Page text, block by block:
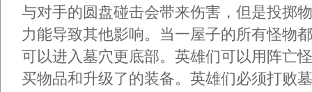
与对手的圆盘碰击会带来伤害，但是投掷
力能导致其他影响。当一屋子的所有怪物
可以进入墓穴更底部。英雄们可以用阵亡
买物品和升级了的装备。英雄们必须打